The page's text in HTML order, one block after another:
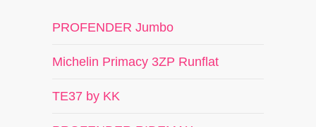
PROFENDER Jumbo
Michelin Primacy 3ZP Runflat
TE37 by KK